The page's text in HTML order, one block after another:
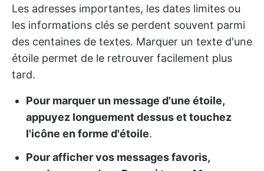
Les adresses importantes, les dates limites ou
les informations clés se perdent souvent parmi
des centaines de textes. Marquer un texte d'une
étoile permet de le retrouver facilement plus
tard.
Pour marquer un message d'une étoile,
appuyez longuement dessus et touchez
l'icône en forme d'étoile.
Pour afficher vos messages favoris,